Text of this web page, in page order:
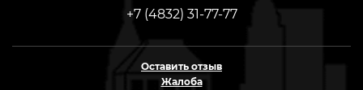
+7 (4832) 31-77-77
Оставить отзыв
Жалоба